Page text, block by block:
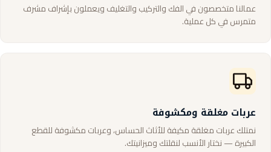
عمالنا متخصصون في الفك والتركيب والتغليف ويعملون بإشراف مشرف
متمرس في كل عملية.
عربات مغلقة ومكشوفة
نمتلك عربات مغلقة مكيفة للأثاث الحساس، وعربات مكشوفة للقطع
الكبيرة — نختار الأنسب لنقلتك وميزانيتك.